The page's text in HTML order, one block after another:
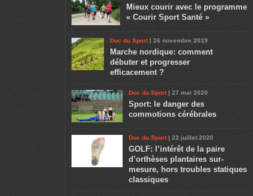
Mieux courir avec le programme
« Courir Sport Santé »
Doc du Sport| 26 novembre 2019
Marche nordique: comment
débuter et progresser
efficacement ?
Doc du Sport| 27 mai 2020
Sport: le danger des
commotions cérébrales
Doc du Sport| 22 juillet 2020
GOLF: l’intérêt de la paire
d’orthèses plantaires sur-
mesure, hors troubles statiques
classiques